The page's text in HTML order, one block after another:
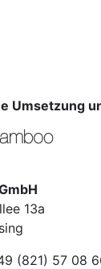
Umsetzung
13a
(821) 57 08